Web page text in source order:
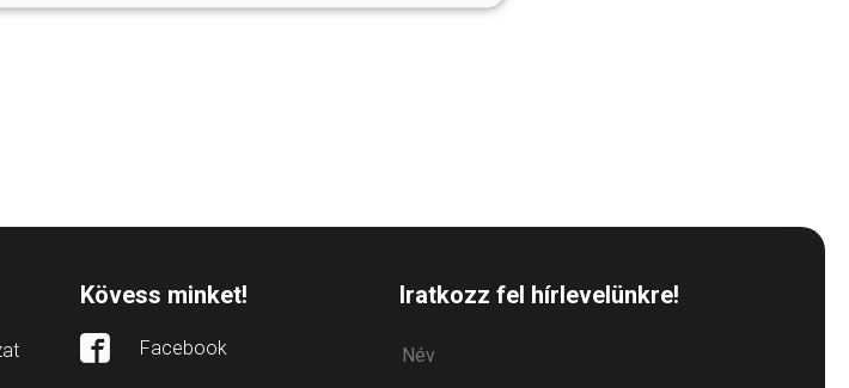
Kövess minket!
Facebook
Iratkozz fel hírlevelünkre!